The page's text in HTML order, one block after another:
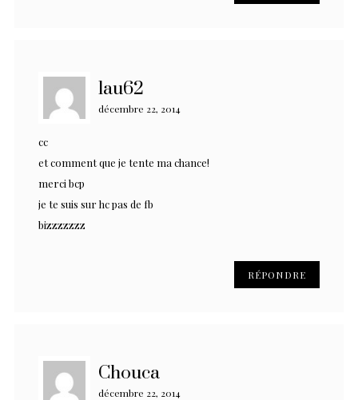
lau62
décembre 22, 2014
cc
et comment que je tente ma chance!
merci bcp
je te suis sur hc pas de fb
bizzzzzzz
RÉPONDRE
Chouca
décembre 22, 2014